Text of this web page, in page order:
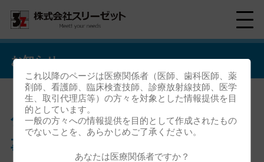
お知らせ
公益財団法人 栃木県保健衛生
事業団様 「Caps-Web」の導
これ以降のページは医療関係者（医師、歯科医師、薬
剤師、看護師、臨床検査技師、診療放射線技師、医学
生、取引代理店等）の方々を対象とした情報提供を目
的としています。
一般の方々への情報提供を目的として作成されたもの
でないことを、あらかじめご了承ください。
あなたは医療関係者ですか？